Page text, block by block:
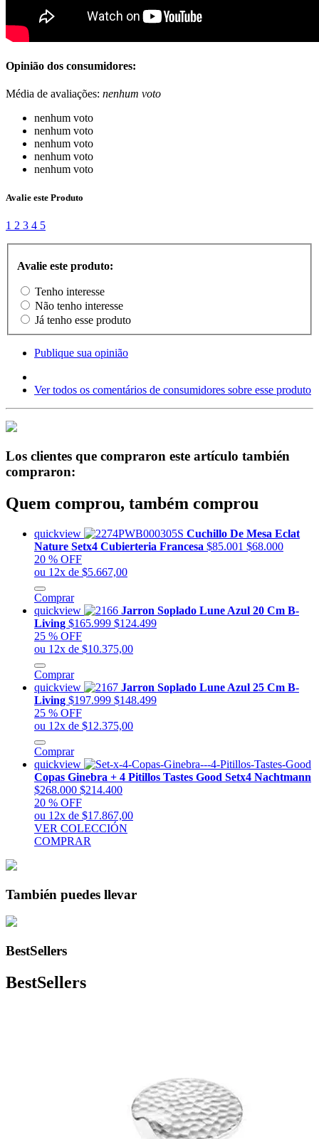
Opinião dos consumidores:
Média de avaliações: nenhum voto
nenhum voto
nenhum voto
nenhum voto
nenhum voto
nenhum voto
Avalie este Produto
1 2 3 4 5
Avalie este produto:
Tenho interesse
Não tenho interesse
Já tenho esse produto
Publique sua opinião
Ver todos os comentários de consumidores sobre esse produto
Los clientes que compraron este artículo también
compraron:
Quem comprou, também comprou
quickview
Cuchillo De Mesa Eclat
Nature Setx4 Cubierteria Francesa $85.001 $68.000
20 % OFF
ou 12x de $5.667,00
Comprar
quickview
Jarron Soplado Lune Azul 20 Cm B-
Living $165.999 $124.499
25 % OFF
ou 12x de $10.375,00
Comprar
quickview
Jarron Soplado Lune Azul 25 Cm B-
Living $197.999 $148.499
25 % OFF
ou 12x de $12.375,00
Comprar
quickview
Copas Ginebra + 4 Pitillos Tastes Good Setx4 Nachtmann
$268.000 $214.400
20 % OFF
ou 12x de $17.867,00
VER COLECCIÓN
COMPRAR
También puedes llevar
BestSellers
BestSellers